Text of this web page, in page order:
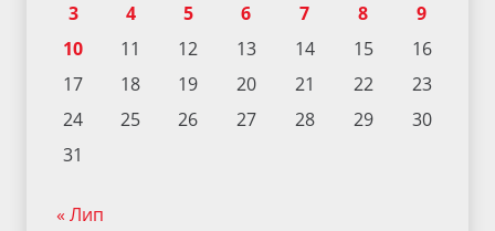
3
4 5 6 7 8
9
10
11 12 13 14 15
16
17
18 19 20 21 22
23
24
25 26 27 28 29
30
31
« Лип